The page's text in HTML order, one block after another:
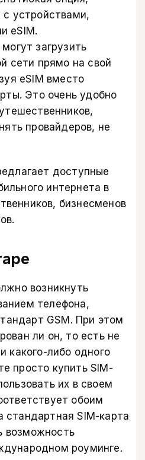
устройствами,
eSIM.
загрузить
сети прямо на свой
eSIM вместо
Это очень удобно
провайдеров, не
доступные
интернета в
бизнесменов
возникнуть
телефона,
GSM. При этом
ли он, то есть не
какого-либо одного
просто купить SIM-
их в своем
обоим
SIM-карта
возможность
роуминге.